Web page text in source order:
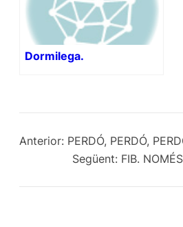
Dormilega.
Anterior: PERDÓ, PERDÓ,
Següent: FIB.